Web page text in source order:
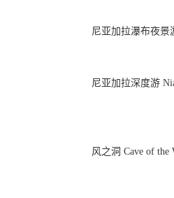
尼亚加拉瀑布夜景
尼亚加拉深度游
风之洞 Cave of the